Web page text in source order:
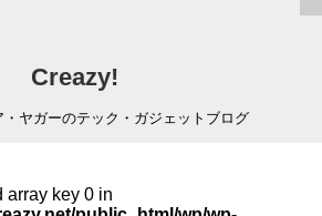
Creazy!
ヤガーのテック・ガジェットブログ
array key 0 in